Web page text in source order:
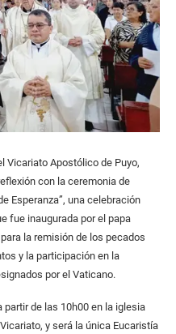
Vicariato Apostólico de Puyo,
con la ceremonia de
Esperanza”, una celebración
fue inaugurada por el papa
la remisión de los pecados
y la participación en la
por el Vaticano.
partir de las 10h00 en la iglesia
y será la única Eucaristía